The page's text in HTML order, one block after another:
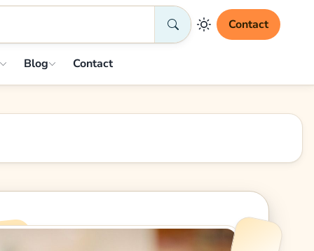
Contact
Blog Contact